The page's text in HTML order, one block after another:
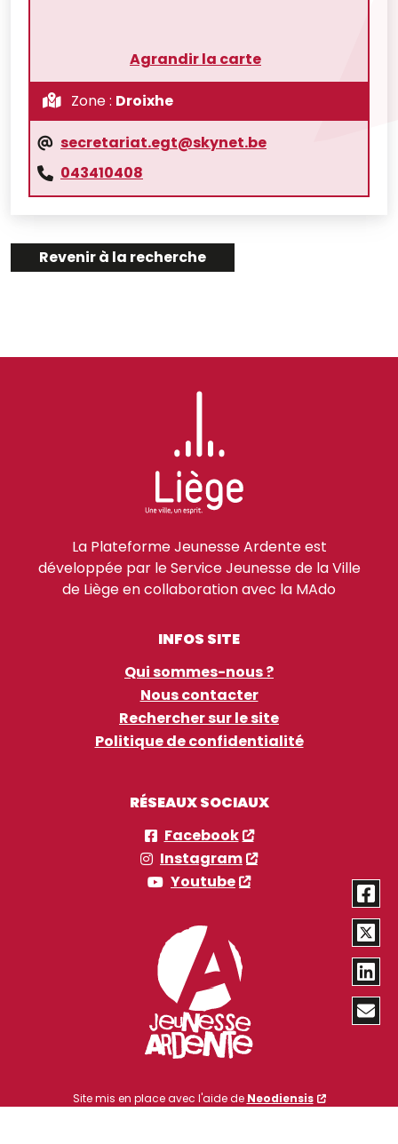
Agrandir la carte
Zone : Droixhe
secretariat.egt@skynet.be
043410408
Revenir à la recherche
La Plateforme Jeunesse Ardente est
développée par le Service Jeunesse de la Ville
de Liège en collaboration avec la MAdo
INFOS SITE
Qui sommes-nous ?
Nous contacter
Rechercher sur le site
Politique de confidentialité
RÉSEAUX SOCIAUX
Facebook
Instagram
Youtube
Site mis en place avec l'aide de Neodiensis